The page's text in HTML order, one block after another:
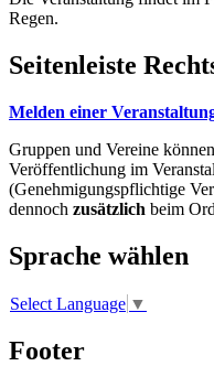
Regen.
Seitenleiste
Melden einer
Gruppen und Vereine
Veröffentlichung im
(Genehmigungspflichtige
dennoch zusätzlich beim
Sprache wählen
Select Language ▼
Footer